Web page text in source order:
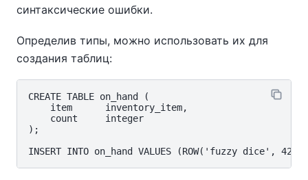
синтаксические ошибки.
Определив типы, можно использовать их для
создания таблиц:
CREATE TABLE on_hand (
    item      inventory_item,
    count     integer
);